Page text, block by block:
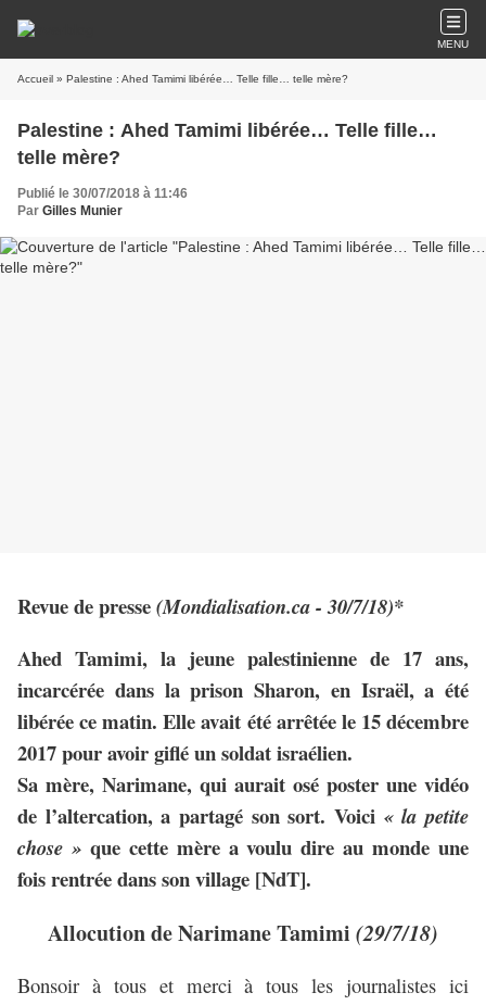
MENU
Accueil » Palestine : Ahed Tamimi libérée… Telle fille… telle mère?
Palestine : Ahed Tamimi libérée… Telle fille…
telle mère?
Publié le 30/07/2018 à 11:46
Par Gilles Munier
Revue de presse(Mondialisation.ca - 30/7/18)*
Ahed Tamimi, la jeune palestinienne de 17 ans,
incarcérée dans la prison Sharon, en Israël, a été
libérée ce matin. Elle avait été arrêtée le 15 décembre
2017 pour avoir giflé un soldat israélien.
Sa mère, Narimane, qui aurait osé poster une vidéo
de l’altercation, a partagé son sort. Voici « la petite
chose »que cette mère a voulu dire au monde une
fois rentrée dans son village [NdT].
Allocution de Narimane Tamimi (29/7/18)
Bonsoir à tous et merci à tous les journalistes ici